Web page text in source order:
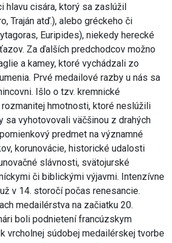
hlavu cisára, ktorý sa zaslúžil
Traján atď.), alebo gréckeho či
Euripides), niekedy herecké
Za ďalších predchodcov možno
a kamey, ktoré vychádzali zo
Prvé medailové razby u nás sa
Išlo o tzv. kremnické
hmotnosti, ktoré neslúžili
sa vyhotovovali väčšinou z drahých
predmet na významné
korunovácie, historické udalosti
slávnosti, svätojurské
či biblickými výjavmi. Intenzívne
v 14. storočí počas renesancie.
medailérstva na začiatku 20.
boli podnietení francúzskym
vrcholnej súdobej medailérskej tvorbe